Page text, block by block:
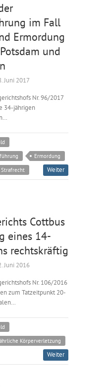
im Fall
Ermordung
und
Juni 2017
Nr. 96/2017
34-jährigen
Ermordung
Strafrecht Weiter
Cottbus
eines 14-
rechtskräftig
Juni 2016
Nr. 106/2016
zum Tatzeitpunkt 20-
Körperverletzung
Weiter